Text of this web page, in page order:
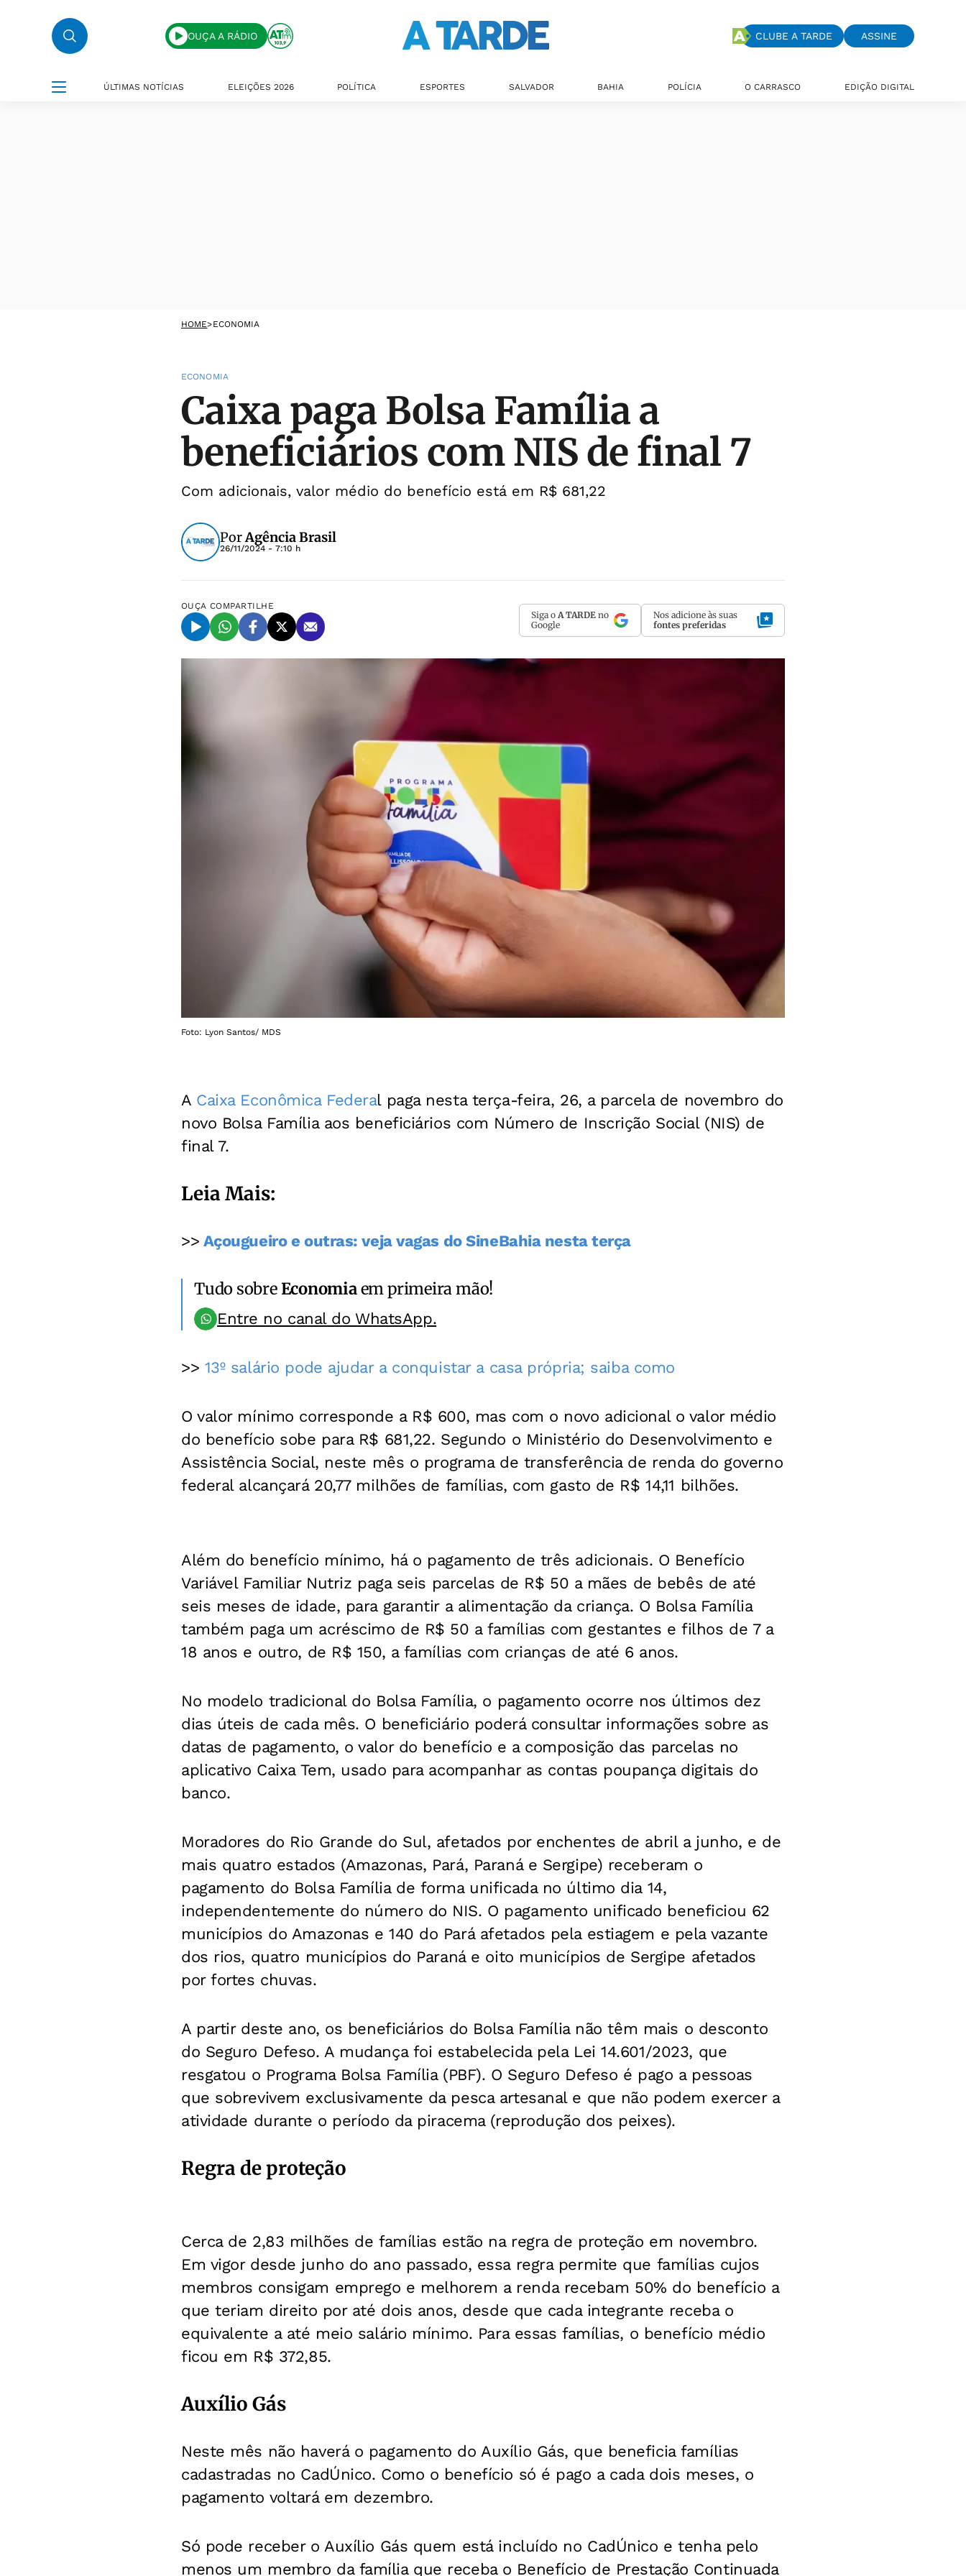
OUÇA A RÁDIO CLUBE A TARDE ASSINE
ÚLTIMAS NOTÍCIAS ELEIÇÕES 2026 POLÍTICA ESPORTES SALVADOR BAHIA POLÍCIA O CARRASCO EDIÇÃO DIGITAL
HOME>ECONOMIA
ECONOMIA
Caixa paga Bolsa Família a
beneficiários com NIS de final 7
Com adicionais, valor médio do benefício está em R$ 681,22
PorAgência Brasil
26/11/2024 - 7:10 h
OUÇA COMPARTILHE
Siga o A TARDE no
Google
Nos adicione às suas
fontes preferidas
Foto: Lyon Santos/ MDS
A Caixa Econômica Federal paga nesta terça-feira, 26, a parcela de novembro do
novo Bolsa Família aos beneficiários com Número de Inscrição Social (NIS) de
final 7.
Leia Mais:
>> Açougueiro e outras: veja vagas do SineBahia nesta terça
Tudo sobreEconomiaem primeira mão!
Entre no canal do WhatsApp.
>> 13º salário pode ajudar a conquistar a casa própria; saiba como
O valor mínimo corresponde a R$ 600, mas com o novo adicional o valor médio
do benefício sobe para R$ 681,22. Segundo o Ministério do Desenvolvimento e
Assistência Social, neste mês o programa de transferência de renda do governo
federal alcançará 20,77 milhões de famílias, com gasto de R$ 14,11 bilhões.
Além do benefício mínimo, há o pagamento de três adicionais. O Benefício
Variável Familiar Nutriz paga seis parcelas de R$ 50 a mães de bebês de até
seis meses de idade, para garantir a alimentação da criança. O Bolsa Família
também paga um acréscimo de R$ 50 a famílias com gestantes e filhos de 7 a
18 anos e outro, de R$ 150, a famílias com crianças de até 6 anos.
No modelo tradicional do Bolsa Família, o pagamento ocorre nos últimos dez
dias úteis de cada mês. O beneficiário poderá consultar informações sobre as
datas de pagamento, o valor do benefício e a composição das parcelas no
aplicativo Caixa Tem, usado para acompanhar as contas poupança digitais do
banco.
Moradores do Rio Grande do Sul, afetados por enchentes de abril a junho, e de
mais quatro estados (Amazonas, Pará, Paraná e Sergipe) receberam o
pagamento do Bolsa Família de forma unificada no último dia 14,
independentemente do número do NIS. O pagamento unificado beneficiou 62
municípios do Amazonas e 140 do Pará afetados pela estiagem e pela vazante
dos rios, quatro municípios do Paraná e oito municípios de Sergipe afetados
por fortes chuvas.
A partir deste ano, os beneficiários do Bolsa Família não têm mais o desconto
do Seguro Defeso. A mudança foi estabelecida pela Lei 14.601/2023, que
resgatou o Programa Bolsa Família (PBF). O Seguro Defeso é pago a pessoas
que sobrevivem exclusivamente da pesca artesanal e que não podem exercer a
atividade durante o período da piracema (reprodução dos peixes).
Regra de proteção
Cerca de 2,83 milhões de famílias estão na regra de proteção em novembro.
Em vigor desde junho do ano passado, essa regra permite que famílias cujos
membros consigam emprego e melhorem a renda recebam 50% do benefício a
que teriam direito por até dois anos, desde que cada integrante receba o
equivalente a até meio salário mínimo. Para essas famílias, o benefício médio
ficou em R$ 372,85.
Auxílio Gás
Neste mês não haverá o pagamento do Auxílio Gás, que beneficia famílias
cadastradas no CadÚnico. Como o benefício só é pago a cada dois meses, o
pagamento voltará em dezembro.
Só pode receber o Auxílio Gás quem está incluído no CadÚnico e tenha pelo
menos um membro da família que receba o Benefício de Prestação Continuada